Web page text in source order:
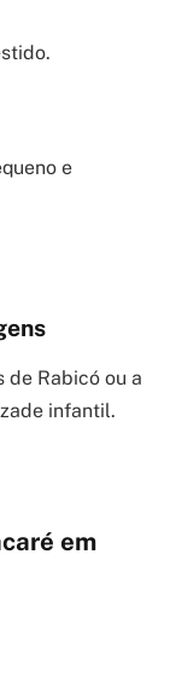
e
de Rabicó ou a
infantil.
em